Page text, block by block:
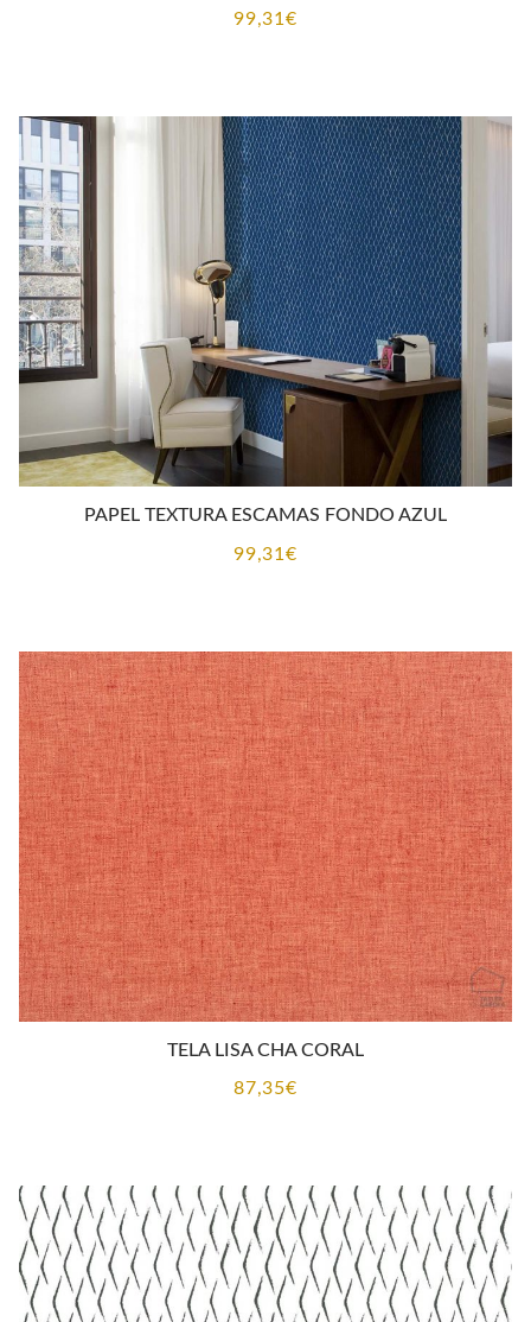
99,31€
PAPEL TEXTURA ESCAMAS FONDO AZUL
99,31€
TELA LISA CHA CORAL
87,35€